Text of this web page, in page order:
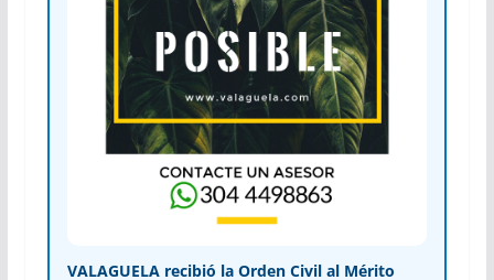
VALAGUELA recibió la Orden Civil al Mérito